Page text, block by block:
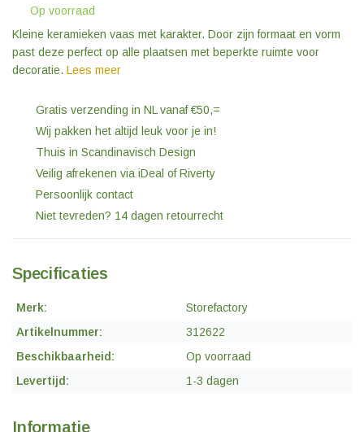
Op voorraad
Kleine keramieken vaas met karakter. Door zijn formaat en vorm
past deze perfect op alle plaatsen met beperkte ruimte voor
decoratie. Lees meer
Gratis verzending in NL vanaf €50,=
Wij pakken het altijd leuk voor je in!
Thuis in Scandinavisch Design
Veilig afrekenen via iDeal of Riverty
Persoonlijk contact
Niet tevreden? 14 dagen retourrecht
Specificaties
Merk:
Storefactory
Artikelnummer:
312622
Beschikbaarheid:
Op voorraad
Levertijd:
1-3 dagen
Informatie